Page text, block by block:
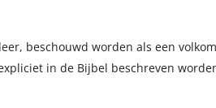
beschouwd worden als een
in de Bijbel beschreven